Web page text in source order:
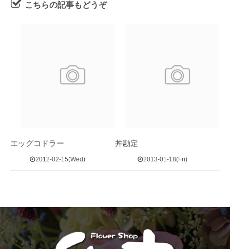
こちらの記事もどうぞ
エッグコドラー
2012-02-15(Wed)
丼勘定
2013-01-18(Fri)